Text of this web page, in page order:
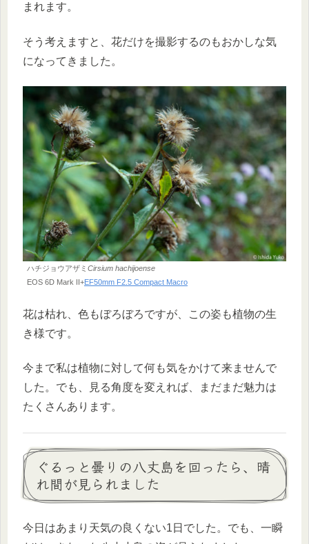
まれます。
そう考えますと、花だけを撮影するのもおかしな気
になってきました。
ハチジョウアザミ Cirsium hachijoense
EOS 6D Mark II+EF50mm F2.5 Compact Macro
花は枯れ、色もぼろぼろですが、この姿も植物の生
き様です。
今まで私は植物に対して何も気をかけて来ませんで
した。でも、見る角度を変えれば、まだまだ魅力は
たくさんあります。
ぐるっと曇りの八丈島を回ったら、晴
れ間が見られました
今日はあまり天気の良くない1日でした。でも、一瞬